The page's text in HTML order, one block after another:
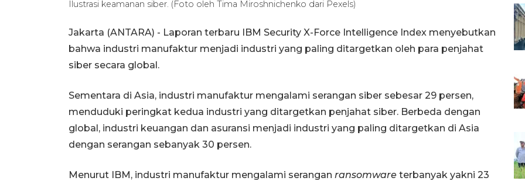
Ilustrasi keamanan siber. (Foto oleh Tima Miroshnichenko dari Pexels)
Jakarta (ANTARA) - Laporan terbaru IBM Security X-Force Intelligence Index menyebutkan
bahwa industri manufaktur menjadi industri yang paling ditargetkan oleh para penjahat
siber secara global.
Sementara di Asia, industri manufaktur mengalami serangan siber sebesar 29 persen,
menduduki peringkat kedua industri yang ditargetkan penjahat siber. Berbeda dengan
global, industri keuangan dan asuransi menjadi industri yang paling ditargetkan di Asia
dengan serangan sebanyak 30 persen.
Menurut IBM, industri manufaktur mengalami serangan ransomware terbanyak yakni 23